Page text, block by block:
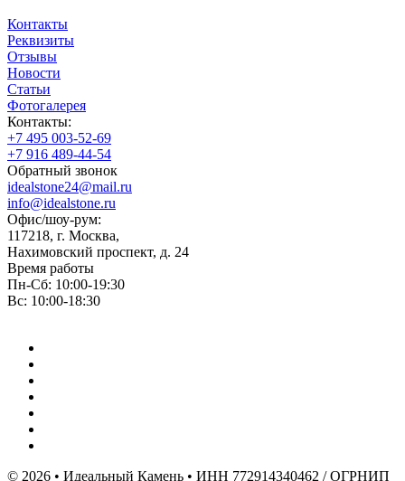
Контакты
Реквизиты
Отзывы
Новости
Статьи
Фотогалерея
Контакты:
+7 495 003-52-69
+7 916 489-44-54
Обратный звонок
idealstone24@mail.ru
info@idealstone.ru
Офис/шоу-рум:
117218, г. Москва,
Нахимовский проспект, д. 24
Время работы
Пн-Сб: 10:00-19:30
Вс: 10:00-18:30
© 2026 • Идеальный Камень • ИНН 772914340462 / ОГРНИП